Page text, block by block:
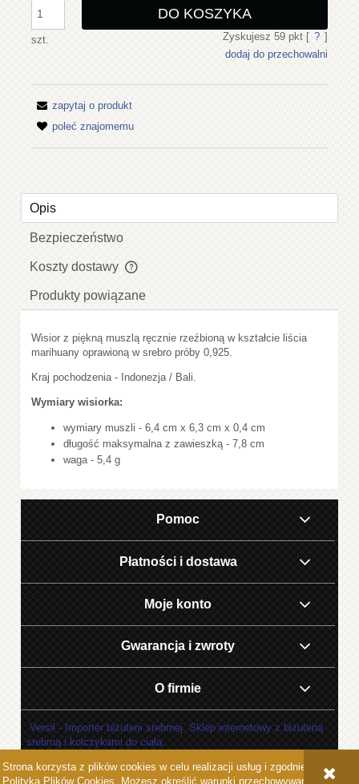
Strona korzysta z plików cookies w celu realizacji usług i zgodnie z
Polityką Plików Cookies . Możesz określić warunki przechowywania
szt.
DO KOSZYKA
Zyskujesz 59pkt [ ? ]
dodaj do przechowalni
zapytaj o produkt
poleć znajomemu
Opis
Bezpieczeństwo
Koszty dostawy
Cena nie zawiera ewentualnych kosztów płatności
Produkty powiązane
Wisior z piękną muszlą ręcznie rzeźbioną w kształcie liścia
marihuany oprawioną w srebro próby 0,925.
Kraj pochodzenia - Indonezja / Bali.
Wymiary wisiorka:
wymiary muszli - 6,4 cm x 6,3 cm x 0,4 cm
długość maksymalna z zawieszką - 7,8 cm
waga - 5,4 g
Pomoc
Płatności i dostawa
Moje konto
Gwarancja i zwroty
O firmie
Versil - Importer biżuterii srebrnej. Sklep internetowy z biżuterią
srebrną i kolczykami do ciała.
POKAŻ PEŁNĄ WERSJĘ STRONY